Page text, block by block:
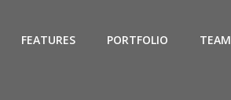
FEATURES PORTFOLIO TEAM